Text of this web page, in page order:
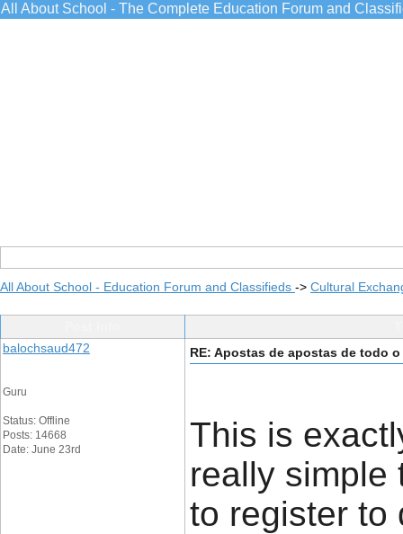
All About School - The Complete Education Forum and
All About School - Education Forum and Classifieds -> Cultural
balochsaud472
Guru
Status: Offline
Posts: 14668
Date: June 23rd
RE: Apostas de apostas de todo
This is
really simple
to register to